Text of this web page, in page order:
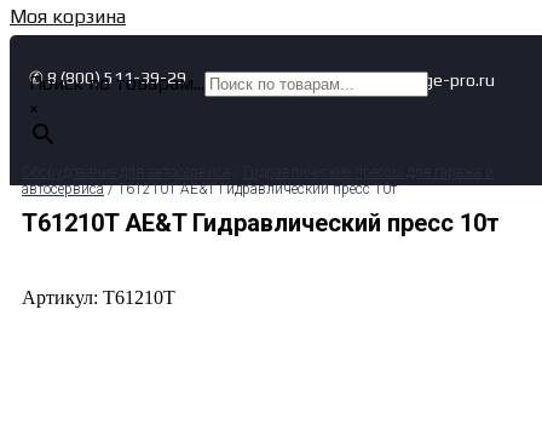
Моя корзина
✆ 8 (800) 511-39-29 ✉ info@garage-pro.ru
Поиск по товарам...
×
автосервиса/ T61210T AE&T Гидравлический пресс 10т
T61210T AE&T Гидравлический пресс 10т
Артикул: T61210T